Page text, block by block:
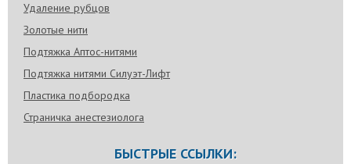
Удаление рубцов
Золотые нити
Подтяжка Аптос-нитями
Подтяжка нитями Силуэт-Лифт
Пластика подбородка
Страничка анестезиолога
БЫСТРЫЕ ССЫЛКИ: